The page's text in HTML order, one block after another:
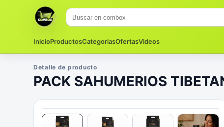
InicioProductosCategoriasOfertasVideos
Detalle de producto
PACK SAHUMERIOS